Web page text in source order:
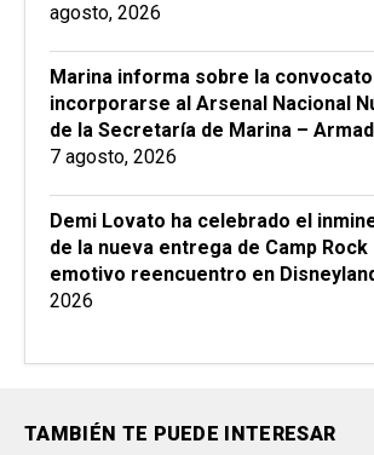
agosto, 2026
Marina informa sobre la
incorporarse al Arsenal Nacional
de la Secretaría de Marina –
7 agosto, 2026
Demi Lovato ha celebrado el
de la nueva entrega de Camp Rock
emotivo reencuentro en
2026
TAMBIÉN TE PUEDE INTERESAR